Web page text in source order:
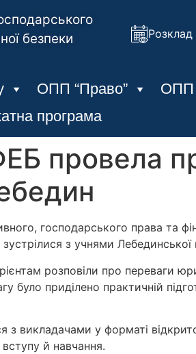
безпеки
Розклад
ОПП “Право” ОПП
програма
провела
господарського права та
з учнями
розповіли про переваги
було приділено практичній
з викладачами у форматі
вступу й навчання.